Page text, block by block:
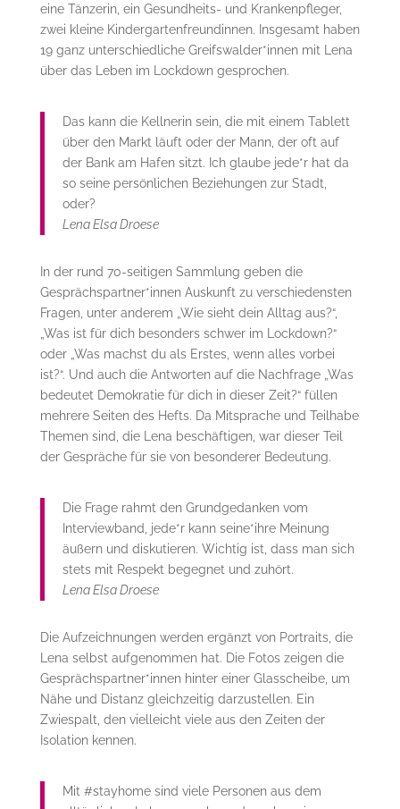
eine Tänzerin, ein Gesundheits- und Krankenpfleger,
zwei kleine Kindergartenfreundinnen. Insgesamt haben
19 ganz unterschiedliche Greifswalder*innen mit Lena
über das Leben im Lockdown gesprochen.
Das kann die Kellnerin sein, die mit einem Tablett
über den Markt läuft oder der Mann, der oft auf
der Bank am Hafen sitzt. Ich glaube jede*r hat da
so seine persönlichen Beziehungen zur Stadt,
oder?
Lena Elsa Droese
In der rund 70-seitigen Sammlung geben die
Gesprächspartner*innen Auskunft zu verschiedensten
Fragen, unter anderem „Wie sieht dein Alltag aus?“,
„Was ist für dich besonders schwer im Lockdown?“
oder „Was machst du als Erstes, wenn alles vorbei
ist?“. Und auch die Antworten auf die Nachfrage „Was
bedeutet Demokratie für dich in dieser Zeit?“ füllen
mehrere Seiten des Hefts. Da Mitsprache und Teilhabe
Themen sind, die Lena beschäftigen, war dieser Teil
der Gespräche für sie von besonderer Bedeutung.
Die Frage rahmt den Grundgedanken vom
Interviewband, jede*r kann seine*ihre Meinung
äußern und diskutieren. Wichtig ist, dass man sich
stets mit Respekt begegnet und zuhört.
Lena Elsa Droese
Die Aufzeichnungen werden ergänzt von Portraits, die
Lena selbst aufgenommen hat. Die Fotos zeigen die
Gesprächspartner*innen hinter einer Glasscheibe, um
Nähe und Distanz gleichzeitig darzustellen. Ein
Zwiespalt, den vielleicht viele aus den Zeiten der
Isolation kennen.
Mit #stayhome sind viele Personen aus dem